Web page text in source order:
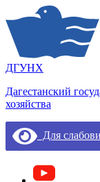
ДГУНХ
Дагестанский
хозяйства
Для